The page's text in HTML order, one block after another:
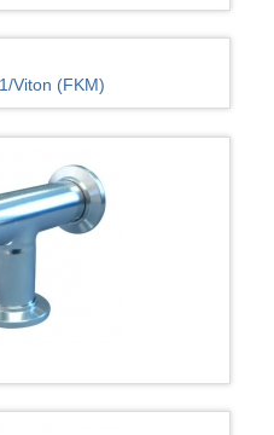
Viton (FKM)